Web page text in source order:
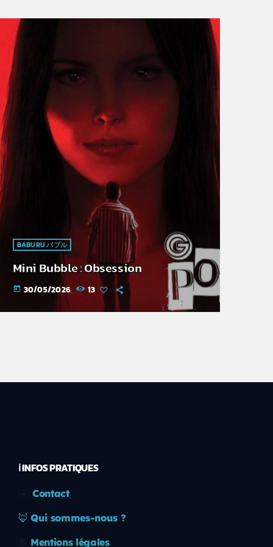
BABURU バブル
Mini Bubble : Obsession
today 30/05/2026 13
ℹ️ INFOS PRATIQUES
Contact
🦊 Qui sommes-nous ?
Mentions légales